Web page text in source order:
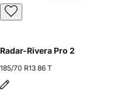
Radar-Rivera Pro 2
185/70 R13 86 T